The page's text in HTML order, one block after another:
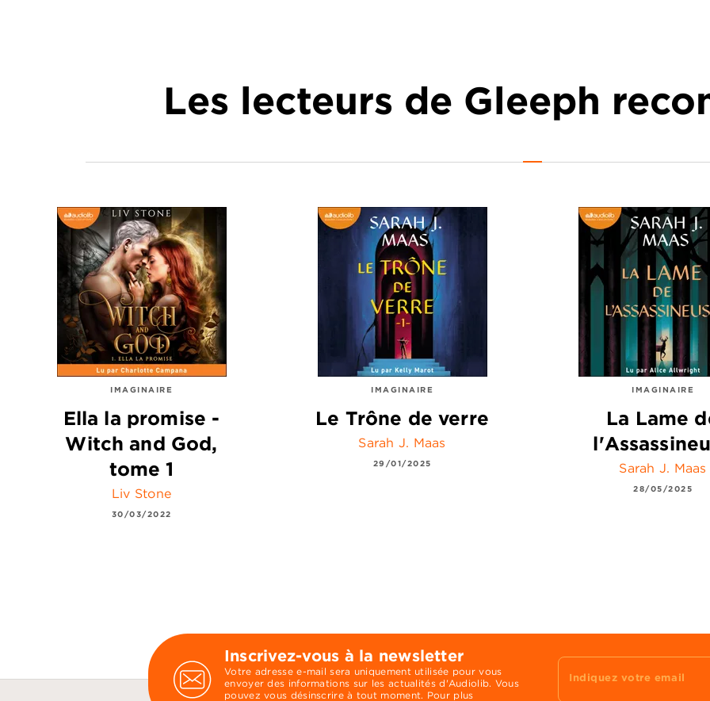
Les lecteurs de Gleeph
IMAGINAIRE
Ella la promise -
Witch and God,
tome 1
Liv Stone
30/03/2022
IMAGINAIRE
Le Trône de verre
Sarah J. Maas
29/01/2025
IMAGINAIRE
La Lame
Sarah J. Maas
28/05/2025
Inscrivez-vous à la newsletter
Votre adresse e-mail sera uniquement utilisée pour vous
envoyer des informations sur les actualités d'Audiolib. Vous
pouvez vous désinscrire à tout moment. Pour plus
Indiquez votre email